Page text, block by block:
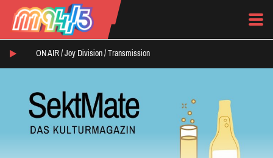
ON AIR / Joy Division / Transmission